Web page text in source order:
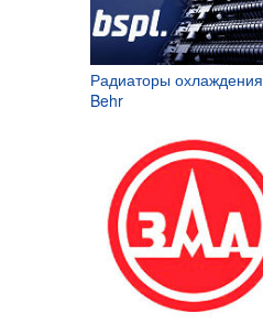
Радиаторы охлаждения
Behr